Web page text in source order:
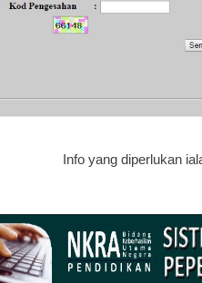
Info yang diperlukan